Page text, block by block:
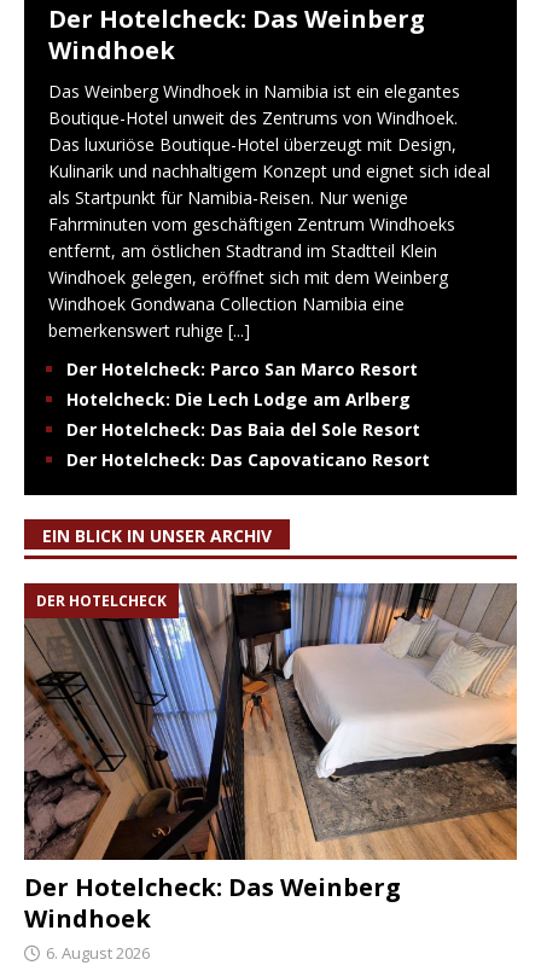
Der Hotelcheck: Das Weinberg
Windhoek
Das Weinberg Windhoek in Namibia ist ein elegantes
Boutique-Hotel unweit des Zentrums von Windhoek.
Das luxuriöse Boutique-Hotel überzeugt mit Design,
Kulinarik und nachhaltigem Konzept und eignet sich ideal
als Startpunkt für Namibia-Reisen. Nur wenige
Fahrminuten vom geschäftigen Zentrum Windhoeks
entfernt, am östlichen Stadtrand im Stadtteil Klein
Windhoek gelegen, eröffnet sich mit dem Weinberg
Windhoek Gondwana Collection Namibia eine
bemerkenswert ruhige [...]
Der Hotelcheck: Parco San Marco Resort
Hotelcheck: Die Lech Lodge am Arlberg
Der Hotelcheck: Das Baia del Sole Resort
Der Hotelcheck: Das Capovaticano Resort
EIN BLICK IN UNSER ARCHIV
DER HOTELCHECK
Der Hotelcheck: Das Weinberg
Windhoek
6. August 2026